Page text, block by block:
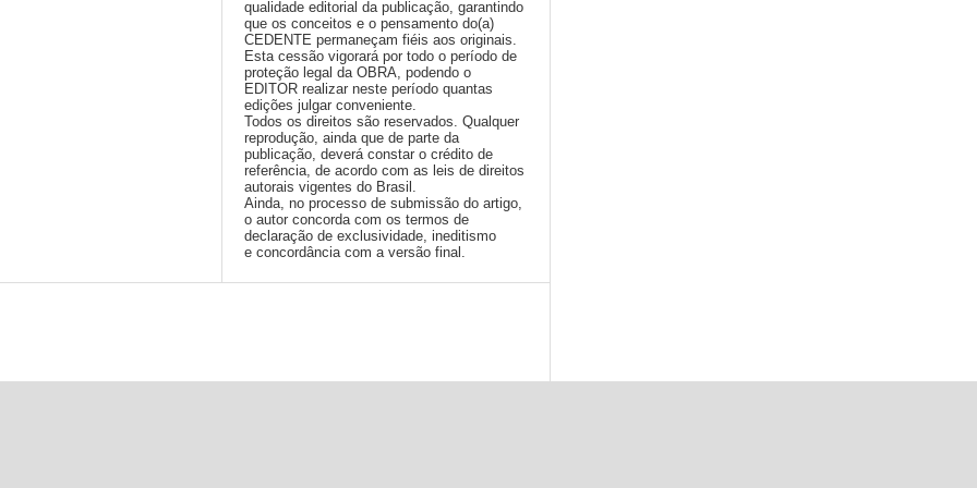
qualidade editorial da publicação, garantindo
que os conceitos e o pensamento do(a)
CEDENTE permaneçam fiéis aos originais.
Esta cessão vigorará por todo o período de
proteção legal da OBRA, podendo o
EDITOR realizar neste período quantas
edições julgar conveniente.
Todos os direitos são reservados. Qualquer
reprodução, ainda que de parte da
publicação, deverá constar o crédito de
referência, de acordo com as leis de direitos
autorais vigentes do Brasil.
Ainda, no processo de submissão do artigo,
o autor concorda com os termos de
declaração de exclusividade, ineditismo
e concordância com a versão final.